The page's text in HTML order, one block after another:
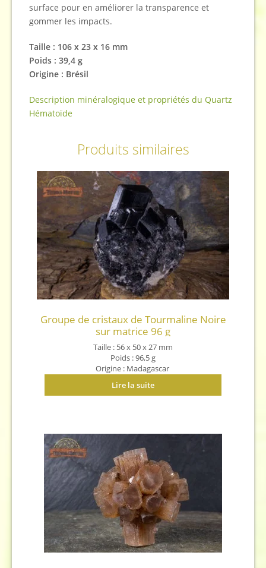
surface pour en améliorer la transparence et
gommer les impacts.
Taille : 106 x 23 x 16 mm
Poids : 39,4 g
Origine : Brésil
Description minéralogique et propriétés du Quartz
Hématoïde
Produits similaires
Groupe de cristaux de Tourmaline Noire
sur matrice 96 g
Taille : 56 x 50 x 27 mm
Poids : 96,5 g
Origine : Madagascar
Lire la suite